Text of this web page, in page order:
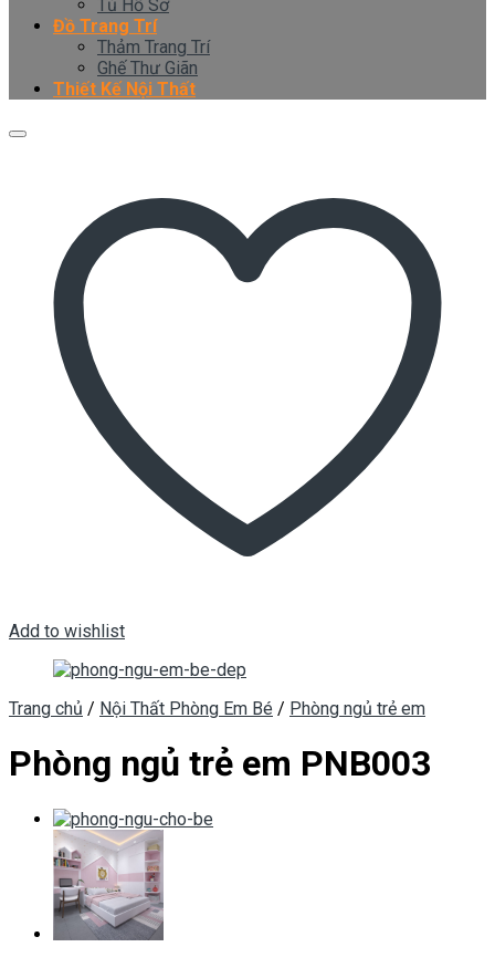
Tủ Hồ Sơ
Đồ Trang Trí
Thảm Trang Trí
Ghế Thư Giãn
Thiết Kế Nội Thất
Add to wishlist
Trang chủ / Nội Thất Phòng Em Bé / Phòng ngủ trẻ em
Phòng ngủ trẻ em PNB003